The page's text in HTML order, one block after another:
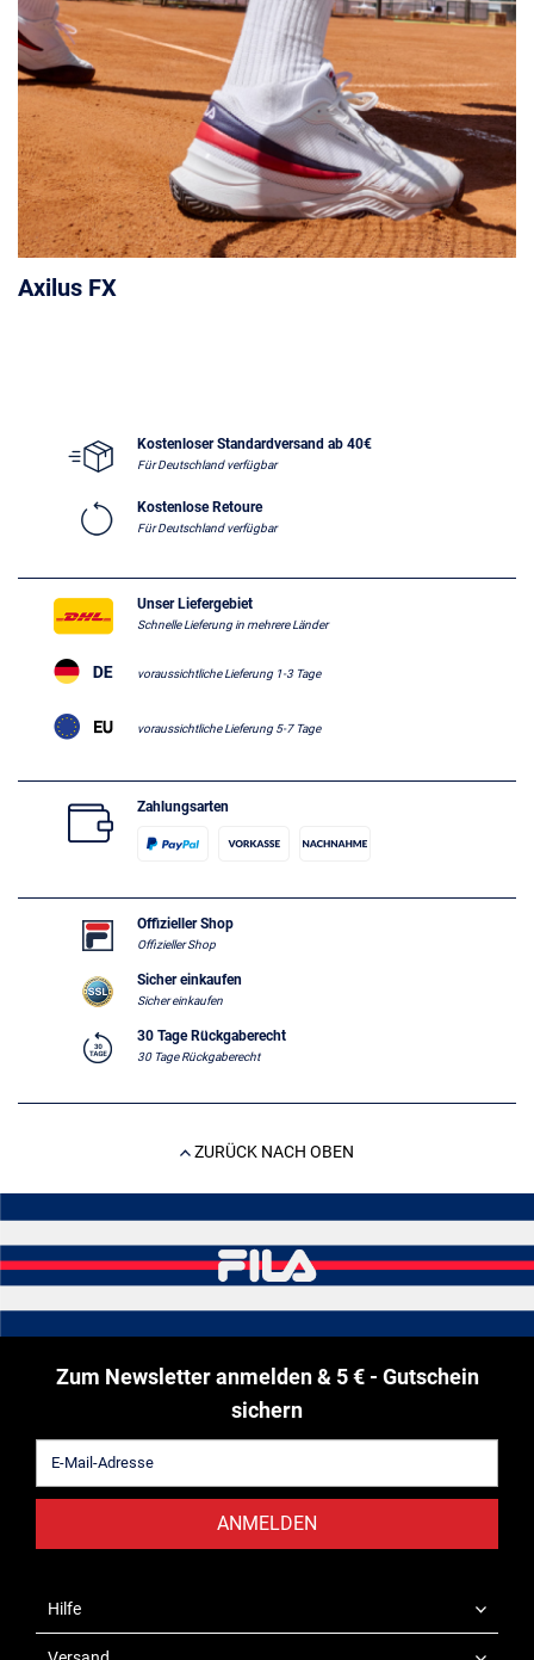
Axilus FX
Kostenloser Standardversand ab 40€
Für Deutschland verfügbar
Kostenlose Retoure
Für Deutschland verfügbar
Unser Liefergebiet
Schnelle Lieferung in mehrere Länder
voraussichtliche Lieferung 1-3 Tage
voraussichtliche Lieferung 5-7 Tage
Zahlungsarten
Offizieller Shop
Offizieller Shop
Sicher einkaufen
Sicher einkaufen
30 Tage Rückgaberecht
30 Tage Rückgaberecht
ZURÜCK NACH OBEN
Zum Newsletter anmelden & 5 € - Gutschein
sichern
ANMELDEN
Hilfe